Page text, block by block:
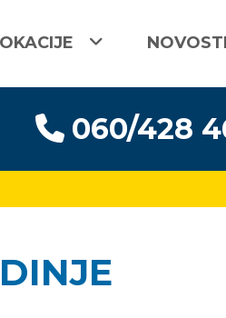
NOVOSTI
060/428